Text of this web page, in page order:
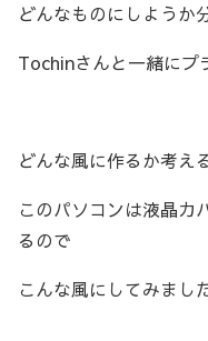
どんなものにしようか
Tochinさんと一緒にプ
どんな風に作るか考え
このパソコンは液晶カ
るので
こんな風にしてみました